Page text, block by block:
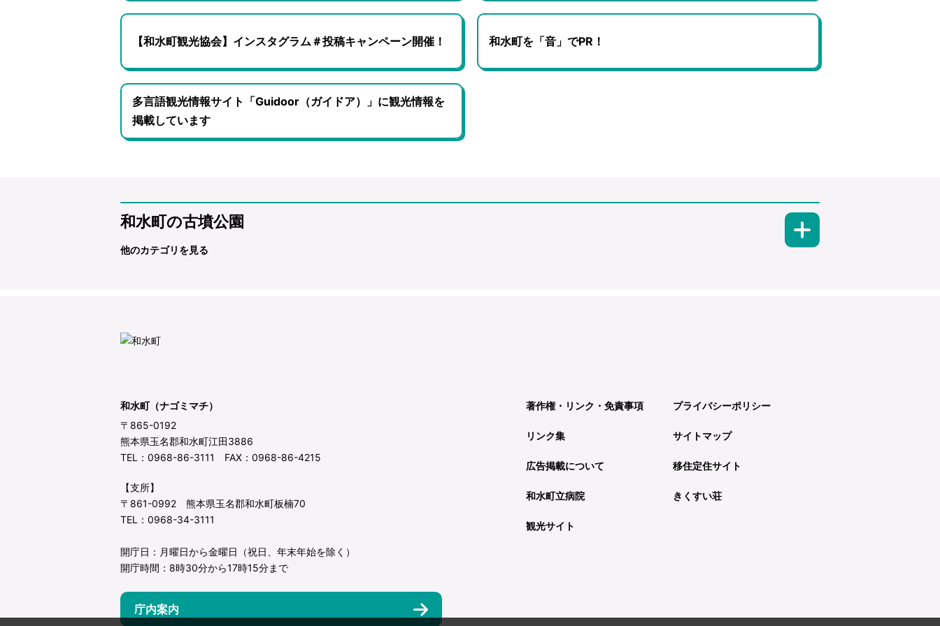
【和水町観光協会】インスタグラム＃投稿キャンペーン開催！ 和水町を「音」でPR！
多言語観光情報サイト「Guidoor（ガイドア）」に観光情報を
掲載しています
和水町の古墳公園
他のカテゴリを見る
和水町（ナゴミマチ）
〒865-0192
熊本県玉名郡和水町江田3886
TEL：0968-86-3111 FAX：0968-86-4215
【支所】
〒861-0992 熊本県玉名郡和水町板楠70
TEL：0968-34-3111
開庁日：月曜日から金曜日（祝日、年末年始を除く）
開庁時間：8時30分から17時15分まで
庁内案内
著作権・リンク・免責事項 プライバシーポリシー
リンク集 サイトマップ
広告掲載について 移住定住サイト
和水町立病院 きくすい荘
観光サイト